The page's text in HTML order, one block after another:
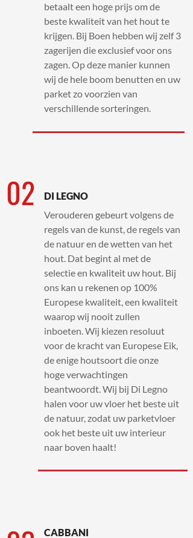
betaalt een hoge prijs om de
beste kwaliteit van het hout te
krijgen. Bij Boen hebben wij zelf 3
zagerijen die exclusief voor ons
zagen. Op deze manier kunnen
wij de hele boom benutten en uw
parket zo voorzien van
verschillende sorteringen.
02
DI LEGNO
Verouderen gebeurt volgens de
regels van de kunst, de regels van
de natuur en de wetten van het
hout. Dat begint al met de
selectie en kwaliteit uw hout. Bij
ons kan u rekenen op 100%
Europese kwaliteit, een kwaliteit
waarop wij nooit zullen
inboeten. Wij kiezen resoluut
voor de kracht van Europese Eik,
de enige houtsoort die onze
hoge verwachtingen
beantwoordt. Wij bij Di Legno
halen voor uw vloer het beste uit
de natuur, zodat uw parketvloer
ook het beste uit uw interieur
naar boven haalt!
CABBANI